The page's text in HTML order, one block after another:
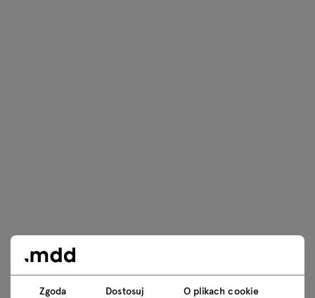
Zgoda Dostosuj O plikach cookie